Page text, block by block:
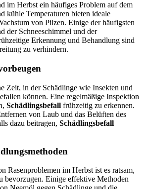
im Herbst ein häufiges Problem auf dem
kühle Temperaturen bieten ideale
von Pilzen. Einige der häufigsten
der Schneeschimmel und der
Erkennung und Behandlung sind
zu verhindern.
Zeit, in der Schädlinge wie Insekten und
können. Eine regelmäßige Inspektion
Schädlingsbefall frühzeitig zu erkennen.
von Laub und das Belüften des
dazu beitragen, Schädlingsbefall
Rasenproblemen im Herbst ist es ratsam,
bevorzugen. Einige effektive Methoden